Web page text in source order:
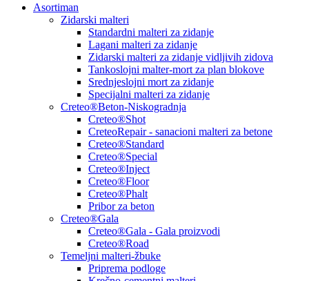
Asortiman
Zidarski malteri
Standardni malteri za zidanje
Lagani malteri za zidanje
Zidarski malteri za zidanje vidljivih zidova
Tankoslojni malter-mort za plan blokove
Srednjeslojni mort za zidanje
Specijalni malteri za zidanje
Creteo®Beton-Niskogradnja
Creteo®Shot
CreteoRepair - sanacioni malteri za betone
Creteo®Standard
Creteo®Special
Creteo®Inject
Creteo®Floor
Creteo®Phalt
Pribor za beton
Creteo®Gala
Creteo®Gala - Gala proizvodi
Creteo®Road
Temeljni malteri-žbuke
Priprema podloge